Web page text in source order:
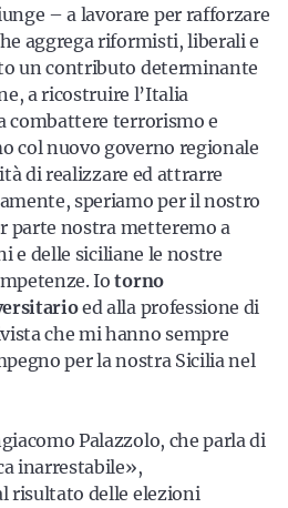
– a lavorare per rafforzare
aggrega riformisti, liberali e
un contributo determinante
a ricostruire l’Italia
combattere terrorismo e
col nuovo governo regionale
di realizzare ed attrarre
speriamo per il nostro
parte nostra metteremo a
e delle siciliane le nostre
Iotorno
ed alla professione di
che mi hanno sempre
per la nostra Sicilia nel
Palazzolo, che parla di
inarrestabile»,
risultato delle elezioni